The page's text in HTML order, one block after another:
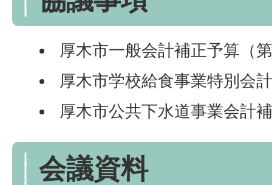
厚木市一般会計補正予算（
厚木市学校給食事業特別会
厚木市公共下水道事業会計
会議資料